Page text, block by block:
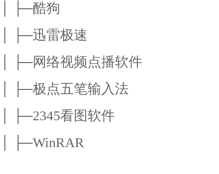
│ ├─酷狗
│ ├─迅雷极速
│ ├─网络视频点播软件
│ ├─极点五笔输入法
│ ├─2345看图软件
│ ├─WinRAR